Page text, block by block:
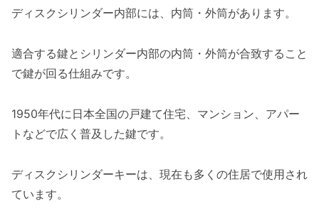
ディスクシリンダー内部には、内筒・外筒があります。
適合する鍵とシリンダー内部の内筒・外筒が合致すること
で鍵が回る仕組みです。
1950年代に日本全国の戸建て住宅、マンション、アパー
トなどで広く普及した鍵です。
ディスクシリンダーキーは、現在も多くの住居で使用され
ています。